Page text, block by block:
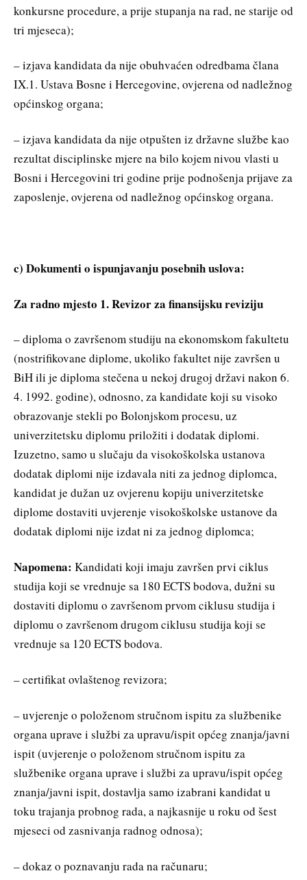
konkursne procedure, a prije stupanja na rad, ne starije od
tri mjeseca);
– izjava kandidata da nije obuhvaćen odredbama člana
IX.1. Ustava Bosne i Hercegovine, ovjerena od nadležnog
općinskog organa;
– izjava kandidata da nije otpušten iz državne službe kao
rezultat disciplinske mjere na bilo kojem nivou vlasti u
Bosni i Hercegovini tri godine prije podnošenja prijave za
zaposlenje, ovjerena od nadležnog općinskog organa.
c) Dokumenti o ispunjavanju posebnih uslova:
Za radno mjesto 1. Revizor za finansijsku reviziju
– diploma o završenom studiju na ekonomskom fakultetu
(nostrifikovane diplome, ukoliko fakultet nije završen u
BiH ili je diploma stečena u nekoj drugoj državi nakon 6.
4. 1992. godine), odnosno, za kandidate koji su visoko
obrazovanje stekli po Bolonjskom procesu, uz
univerzitetsku diplomu priložiti i dodatak diplomi.
Izuzetno, samo u slučaju da visokoškolska ustanova
dodatak diplomi nije izdavala niti za jednog diplomca,
kandidat je dužan uz ovjerenu kopiju univerzitetske
diplome dostaviti uvjerenje visokoškolske ustanove da
dodatak diplomi nije izdat ni za jednog diplomca;
Napomena: Kandidati koji imaju završen prvi ciklus
studija koji se vrednuje sa 180 ECTS bodova, dužni su
dostaviti diplomu o završenom prvom ciklusu studija i
diplomu o završenom drugom ciklusu studija koji se
vrednuje sa 120 ECTS bodova.
– certifikat ovlaštenog revizora;
– uvjerenje o položenom stručnom ispitu za službenike
organa uprave i službi za upravu/ispit općeg znanja/javni
ispit (uvjerenje o položenom stručnom ispitu za
službenike organa uprave i službi za upravu/ispit općeg
znanja/javni ispit, dostavlja samo izabrani kandidat u
toku trajanja probnog rada, a najkasnije u roku od šest
mjeseci od zasnivanja radnog odnosa);
– dokaz o poznavanju rada na računaru;